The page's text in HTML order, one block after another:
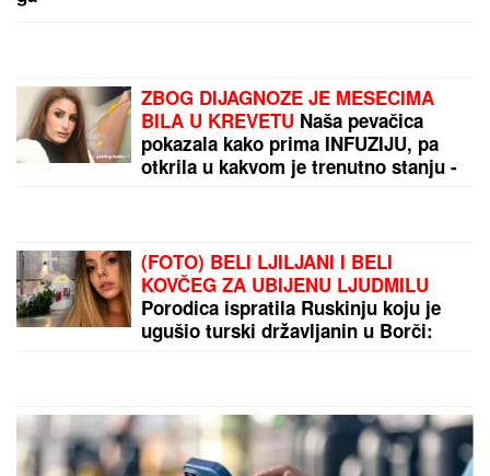
RASTE BROJ ZARAŽENIH:
Dramatična situacija i u Grčkoj